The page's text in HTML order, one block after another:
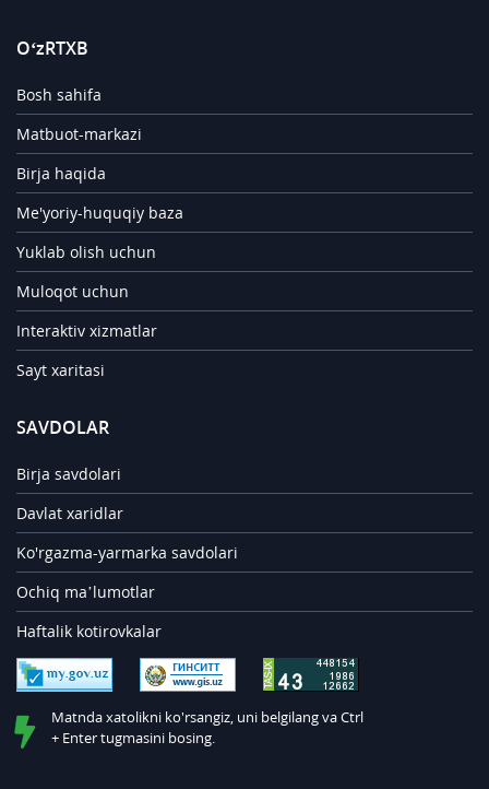
O‘zRTXB
Bosh sahifa
Matbuot-markazi
Birja haqida
Me'yoriy-huquqiy baza
Yuklab olish uchun
Muloqot uchun
Interaktiv xizmatlar
Sayt xaritasi
SAVDOLAR
Birja savdolari
Davlat xaridlar
Ko'rgazma-yarmarka savdolari
Ochiq ma’lumotlar
Haftalik kotirovkalar
Matnda xatolikni ko'rsangiz, uni belgilang va Ctrl
+ Enter tugmasini bosing.